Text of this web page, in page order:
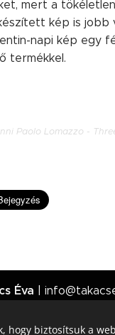
mert a
kép is jobb
napi kép egy
termékkel.
Paolo Lomazzo -
Éva |
hogy biztosítsuk a